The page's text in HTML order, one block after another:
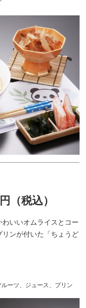
（税込）
いいオムライスとコー
ンが付いた「ちょうど
ーツ、ジュース、プリン